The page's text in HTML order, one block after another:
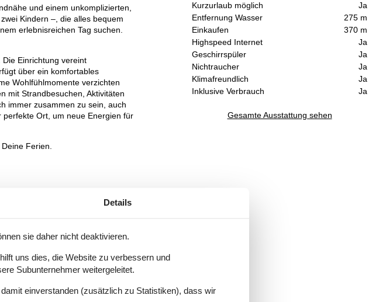
Kurzurlaub möglich
Ja
Entfernung Wasser
275 m
Einkaufen
370 m
Highspeed Internet
Ja
Geschirrspüler
Ja
Nichtraucher
Ja
Klimafreundlich
Ja
Inklusive Verbrauch
Ja
Gesamte Ausstattung sehen
und einem unkomplizierten,
Kindern –, die alles bequem
erlebnisreichen Tag suchen.
Einrichtung vereint
über ein komfortables
Wohlfühlmomente verzichten
mit Strandbesuchen, Aktivitäten
immer zusammen zu sein, auch
Ort, um neue Energien für
Ferien.
dient als gemütlicher
einfach dem Treiben auf der
kannst dich dennoch jederzeit
gerne hervorheben. Strand,
Du kannst das Auto stehen
Tages. So fühlt sich Urlaub
Details
sie daher nicht deaktivieren.
uns dies, die Website zu verbessern und
Subunternehmer weitergeleitet.
einverstanden (zusätzlich zu Statistiken), dass wir